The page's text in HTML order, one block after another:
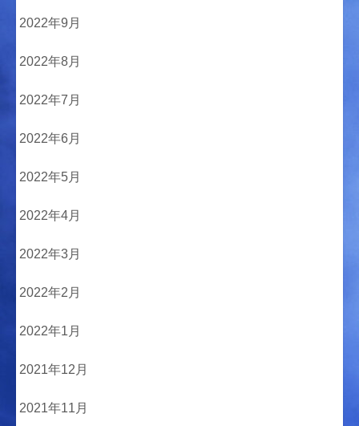
2022年9月
2022年8月
2022年7月
2022年6月
2022年5月
2022年4月
2022年3月
2022年2月
2022年1月
2021年12月
2021年11月